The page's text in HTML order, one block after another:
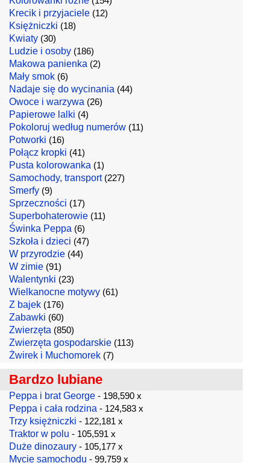
Krecik i przyjaciele (12)
Księżniczki (18)
Kwiaty (30)
Ludzie i osoby (186)
Makowa panienka (2)
Mały smok (6)
Nadaje się do wycinania (44)
Owoce i warzywa (26)
Papierowe lalki (4)
Pokoloruj według numerów (11)
Potworki (16)
Połącz kropki (41)
Pusta kolorowanka (1)
Samochody, transport(227)
Smerfy (9)
Sprzeczności (17)
Superbohaterowie (11)
Świnka Peppa (6)
Szkoła i dzieci (47)
W przyrodzie (44)
W zimie (91)
Walentynki (23)
Wielkanocne motywy (61)
Z bajek (176)
Zabawki (60)
Zwierzęta (850)
Zwierzęta gospodarskie (113)
Żwirek i Muchomorek (7)
Bardzo lubiane
Peppa i brat George - 198,590 x
Peppa i cała rodzina - 124,583 x
Trzy księżniczki - 122,181 x
Traktor w polu - 105,591 x
Duże dinozaury - 105,177 x
Mycie samochodu - 99,759 x